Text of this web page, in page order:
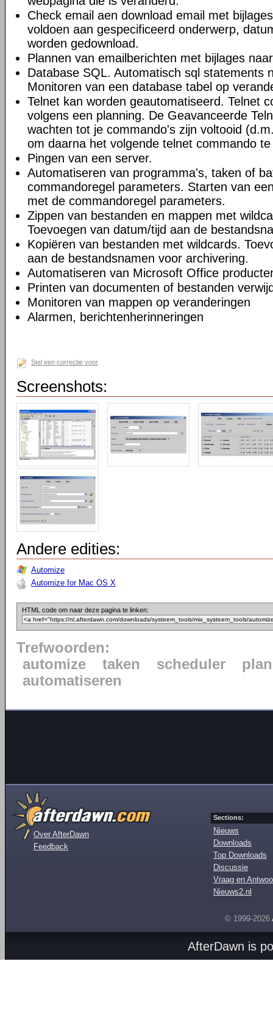
Check email aen download email met
voldoen aan gespecificeerd onderwerp,
worden gedownload.
Plannen van emailberichten met bijlages
Database SQL. Automatisch sql statements
Monitoren van een database tabel op
Telnet kan worden geautomatiseerd. Telnet
volgens een planning. De Geavanceerde
wachten tot je commando's zijn voltooid
om daarna het volgende telnet commando
Pingen van een server.
Automatiseren van programma's, taken of
commandoregel parameters. Starten van
met de commandoregel parameters.
Zippen van bestanden en mappen met
Toevoegen van datum/tijd aan de
Kopiëren van bestanden met wildcards.
aan de bestandsnamen voor archivering.
Automatiseren van Microsoft Office
Printen van documenten of bestanden
Monitoren van mappen op veranderingen
Alarmen, berichtenherinneringen
Stel een correctie voor
Screenshots:
Andere edities:
Automize
Automize for Mac OS X
HTML code om naar deze pagina te linken:
Trefwoorden:
automize
taken scheduler
automatiseren
Over AfterDawn
Feedback
Sections:
Nieuws
Downloads
Top Downloads
Discussie
Vraag en
Nieuws2.nl
© 1999-2026
AfterDawn is